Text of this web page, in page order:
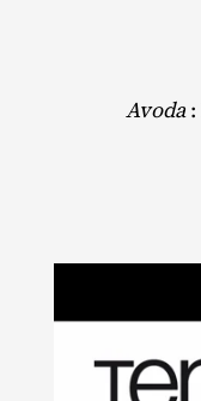
Avoda: